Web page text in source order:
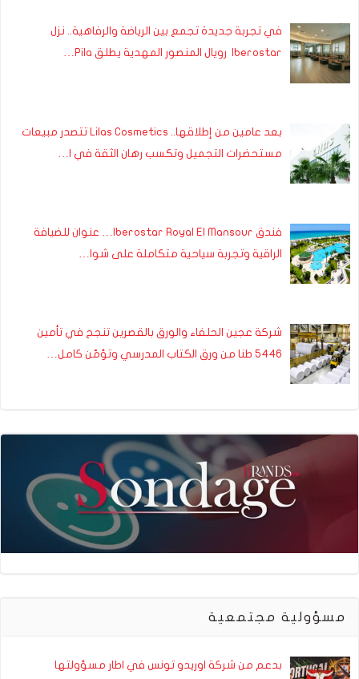
في تجربة جديدة تجمع بين الرياضة والرفاهية.. نزل
Iberostar رويال المنصور المهدية يطلق Pila…
بعد عامين من إطلاقها.. Lilas Cosmetics تتصدر مبيعات
مستحضرات التجميل وتكسب رهان الثقة في ا…
فندق Iberostar Royal El Mansour… عنوان للضيافة
الراقية وتجربة سياحية متكاملة على شوا…
شركة عجين الحلفاء والورق بالقصرين تنجح في تأمين
5446 طنا من ورق الكتاب المدرسي وتؤمّن كامل…
مسؤولية مجتمعية
بدعم من شركة اوريدو تونس في اطار مسؤولتها